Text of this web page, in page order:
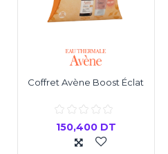
Coffret Avène Boost Éclat
150,400 DT